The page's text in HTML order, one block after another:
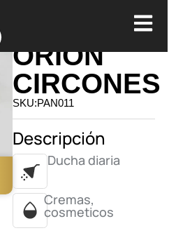
ORION
CIRCONES
SKU:PAN011
Descripción
Ducha diaria
Cremas,
cosmeticos